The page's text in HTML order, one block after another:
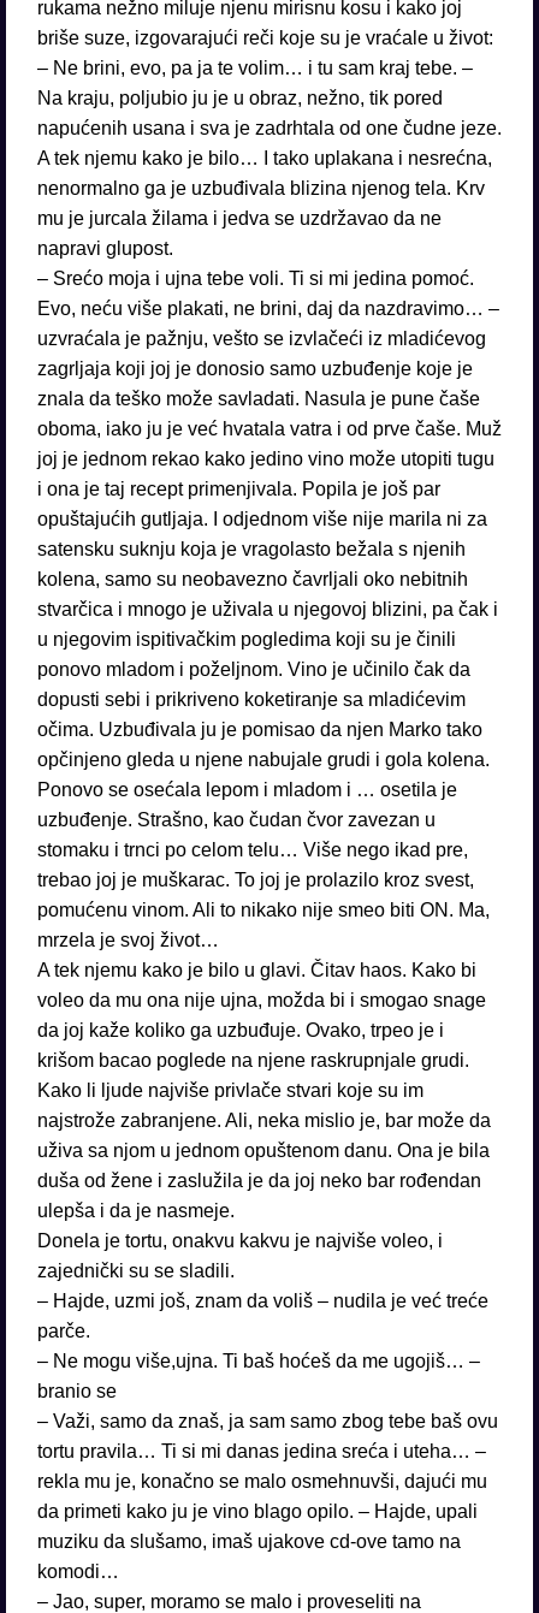
rukama nežno miluje njenu mirisnu kosu i kako joj
briše suze, izgovarajući reči koje su je vraćale u život:
– Ne brini, evo, pa ja te volim… i tu sam kraj tebe. –
Na kraju, poljubio ju je u obraz, nežno, tik pored
napućenih usana i sva je zadrhtala od one čudne jeze.
A tek njemu kako je bilo… I tako uplakana i nesrećna,
nenormalno ga je uzbuđivala blizina njenog tela. Krv
mu je jurcala žilama i jedva se uzdržavao da ne
napravi glupost.
– Srećo moja i ujna tebe voli. Ti si mi jedina pomoć.
Evo, neću više plakati, ne brini, daj da nazdravimo… –
uzvraćala je pažnju, vešto se izvlačeći iz mladićevog
zagrljaja koji joj je donosio samo uzbuđenje koje je
znala da teško može savladati. Nasula je pune čaše
oboma, iako ju je već hvatala vatra i od prve čaše. Muž
joj je jednom rekao kako jedino vino može utopiti tugu
i ona je taj recept primenjivala. Popila je još par
opuštajućih gutljaja. I odjednom više nije marila ni za
satensku suknju koja je vragolasto bežala s njenih
kolena, samo su neobavezno čavrljali oko nebitnih
stvarčica i mnogo je uživala u njegovoj blizini, pa čak i
u njegovim ispitivačkim pogledima koji su je činili
ponovo mladom i poželjnom. Vino je učinilo čak da
dopusti sebi i prikriveno koketiranje sa mladićevim
očima. Uzbuđivala ju je pomisao da njen Marko tako
opčinjeno gleda u njene nabujale grudi i gola kolena.
Ponovo se osećala lepom i mladom i … osetila je
uzbuđenje. Strašno, kao čudan čvor zavezan u
stomaku i trnci po celom telu… Više nego ikad pre,
trebao joj je muškarac. To joj je prolazilo kroz svest,
pomućenu vinom. Ali to nikako nije smeo biti ON. Ma,
mrzela je svoj život…
A tek njemu kako je bilo u glavi. Čitav haos. Kako bi
voleo da mu ona nije ujna, možda bi i smogao snage
da joj kaže koliko ga uzbuđuje. Ovako, trpeo je i
krišom bacao poglede na njene raskrupnjale grudi.
Kako li ljude najviše privlače stvari koje su im
najstrože zabranjene. Ali, neka mislio je, bar može da
uživa sa njom u jednom opuštenom danu. Ona je bila
duša od žene i zaslužila je da joj neko bar rođendan
ulepša i da je nasmeje.
Donela je tortu, onakvu kakvu je najviše voleo, i
zajednički su se sladili.
– Hajde, uzmi još, znam da voliš – nudila je već treće
parče.
– Ne mogu više,ujna. Ti baš hoćeš da me ugojiš… –
branio se
– Važi, samo da znaš, ja sam samo zbog tebe baš ovu
tortu pravila… Ti si mi danas jedina sreća i uteha… –
rekla mu je, konačno se malo osmehnuvši, dajući mu
da primeti kako ju je vino blago opilo. – Hajde, upali
muziku da slušamo, imaš ujakove cd-ove tamo na
komodi…
– Jao, super, moramo se malo i proveseliti na